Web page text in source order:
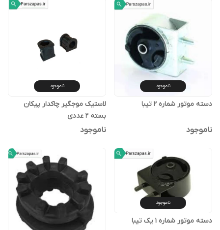
ناموجود
دسته موتور شماره 2 تیبا
ناموجود
ناموجود
لاستیک موجگیر چاکدار پیکان
بسته 2 عددی
ناموجود
ناموجود
دسته موتور شماره 1 یک تیبا